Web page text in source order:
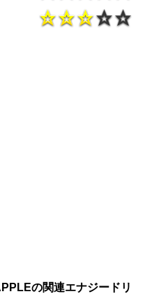
の関連エナジードリ